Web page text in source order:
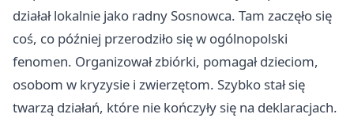
działał lokalnie jako radny Sosnowca. Tam zaczęło się
coś, co później przerodziło się w ogólnopolski
fenomen. Organizował zbiórki, pomagał dzieciom,
osobom w kryzysie i zwierzętom. Szybko stał się
twarzą działań, które nie kończyły się na deklaracjach.